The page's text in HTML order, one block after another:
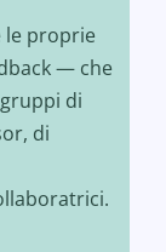
le proprie
— che
di
di